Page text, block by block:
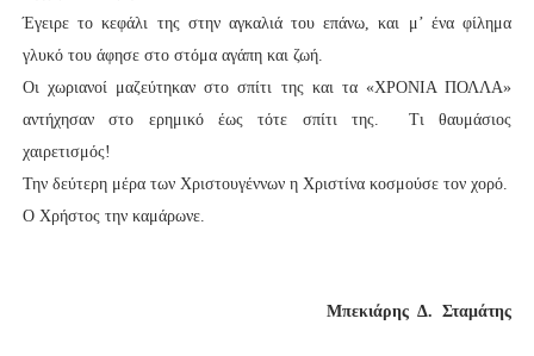
Έγειρε το κεφάλι της στην αγκαλιά του επάνω, και μ’ ένα φίλημα
γλυκό του άφησε στο στόμα αγάπη και ζωή.
Οι χωριανοί μαζεύτηκαν στο σπίτι της και τα «ΧΡΟΝΙΑ ΠΟΛΛΑ»
αντήχησαν στο ερημικό έως τότε σπίτι της. Τι θαυμάσιος
χαιρετισμός!
Την δεύτερη μέρα των Χριστουγέννων η Χριστίνα κοσμούσε τον χορό.
Ο Χρήστος την καμάρωνε.
Μπεκιάρης Δ. Σταμάτης